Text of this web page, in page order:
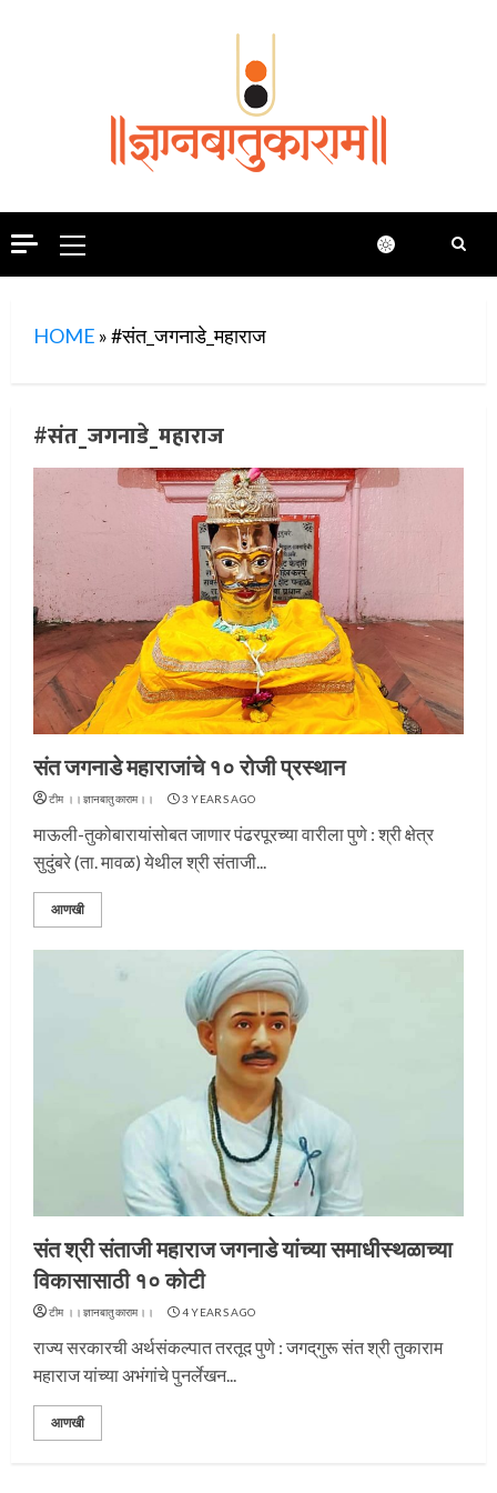
Primary
Menu
HOME »#संत_जगनाडे_महाराज
#संत_जगनाडे_महाराज
संत जगनाडे महाराजांचे १० रोजी प्रस्थान
टीम ।।ज्ञानबातुकाराम।। 3 YEARS AGO
माऊली-तुकोबारायांसोबत जाणार पंढरपूरच्या वारीला पुणे : श्री क्षेत्र
सुदुंबरे (ता. मावळ) येथील श्री संताजी...
आणखी
संत श्री संताजी महाराज जगनाडे यांच्या समाधीस्थळाच्या
विकासासाठी १० कोटी
टीम ।।ज्ञानबातुकाराम।। 4 YEARS AGO
राज्य सरकारची अर्थसंकल्पात तरतूद पुणे : जगद्‌गुरू संत श्री तुकाराम
महाराज यांच्या अभंगांचे पुनर्लेखन...
आणखी
3
प्रस्थान सोहळ्यासाठी आळंदी सज्ज
संत दासगणू महाराज पुण्यतिथी